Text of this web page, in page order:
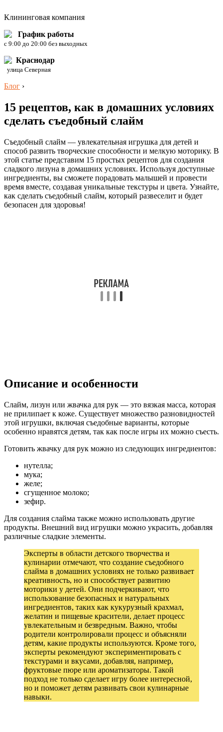
Клининговая компания
График работы
c 9:00 до 20:00 без выходных
Краснодар
улица Северная
Блог ›
15 рецептов, как в домашних условиях
сделать съедобный слайм
Съедобный слайм — увлекательная игрушка для детей и
способ развить творческие способности и мелкую моторику. В
этой статье представим 15 простых рецептов для создания
сладкого лизуна в домашних условиях. Используя доступные
ингредиенты, вы сможете порадовать малышей и провести
время вместе, создавая уникальные текстуры и цвета. Узнайте,
как сделать съедобный слайм, который развеселит и будет
безопасен для здоровья!
Описание и особенности
Слайм, лизун или жвачка для рук — это вязкая масса, которая
не прилипает к коже. Существует множество разновидностей
этой игрушки, включая съедобные варианты, которые
особенно нравятся детям, так как после игры их можно съесть.
Готовить жвачку для рук можно из следующих ингредиентов:
нутелла;
мука;
желе;
сгущенное молоко;
зефир.
Для создания слайма также можно использовать другие
продукты. Внешний вид игрушки можно украсить, добавляя
различные сладкие элементы.
Эксперты в области детского творчества и
кулинарии отмечают, что создание съедобного
слайма в домашних условиях не только развивает
креативность, но и способствует развитию
моторики у детей. Они подчеркивают, что
использование безопасных и натуральных
ингредиентов, таких как кукурузный крахмал,
желатин и пищевые красители, делает процесс
увлекательным и безвредным. Важно, чтобы
родители контролировали процесс и объясняли
детям, какие продукты используются. Кроме того,
эксперты рекомендуют экспериментировать с
текстурами и вкусами, добавляя, например,
фруктовые пюре или ароматизаторы. Такой
подход не только сделает игру более интересной,
но и поможет детям развивать свои кулинарные
навыки.